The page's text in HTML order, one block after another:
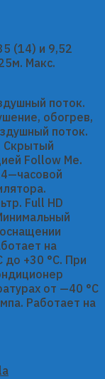
(14) и 9,52
Макс.
поток.
обогрев,
поток.
Скрытый
Follow Me.
Full HD
на
до +30 °C. При
от —40 °C
Работает на